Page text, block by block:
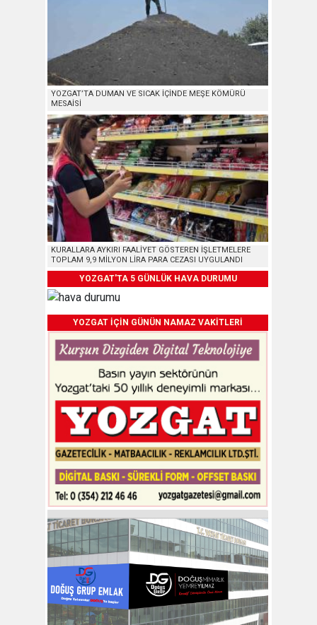
YOZGAT’TA DUMAN VE SICAK İÇİNDE MEŞE KÖMÜRÜ
MESAİSİ
KURALLARA AYKIRI FAALİYET GÖSTEREN İŞLETMELERE
TOPLAM 9,9 MİLYON LİRA PARA CEZASI UYGULANDI
YOZGAT'TA 5 GÜNLÜK HAVA DURUMU
YOZGAT İÇİN GÜNÜN NAMAZ VAKİTLERİ